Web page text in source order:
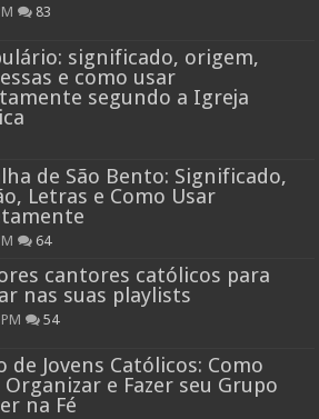
83
significado, origem,
e como usar
segundo a Igreja
de São Bento: Significado,
Letras e Como Usar
64
cantores católicos para
nas suas playlists
54
de Jovens Católicos: Como
Organizar e Fazer seu Grupo
na Fé